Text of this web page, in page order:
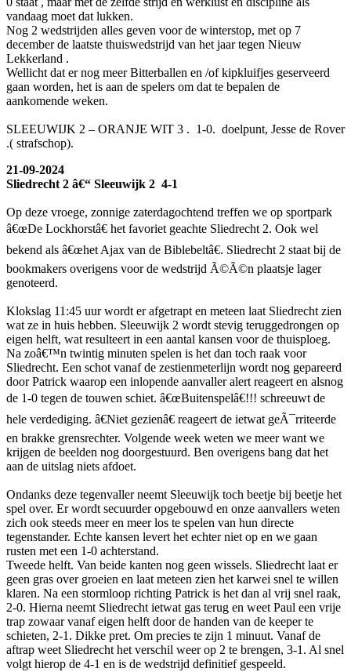
vandaag moet dat lukken.
Nog 2 wedstrijden alles geven voor de winterstop, met op 7
december de laatste thuiswedstrijd van het jaar tegen Nieuw
Lekkerland .
Wellicht dat er nog meer Bitterballen en /of kipkluifjes geserveerd
gaan worden, het is aan de spelers om dat te bepalen de
aankomende weken.
SLEEUWIJK 2 – ORANJE WIT 3 . 1-0. doelpunt, Jesse de Rover
.( strafschop).
21-09-2024
Sliedrecht 2 â€“ Sleeuwijk 2 4-1
Op deze vroege, zonnige zaterdagochtend treffen we op sportpark
â€œDe Lockhorstâ€ het favoriet geachte Sliedrecht 2. Ook wel
bekend als â€œhet Ajax van de Biblebeltâ€. Sliedrecht 2 staat bij de
bookmakers overigens voor de wedstrijd Ã©Ã©n plaatsje lager
genoteerd.
Klokslag 11:45 uur wordt er afgetrapt en meteen laat Sliedrecht zien
wat ze in huis hebben. Sleeuwijk 2 wordt stevig teruggedrongen op
eigen helft, wat resulteert in een aantal kansen voor de thuisploeg.
Na zoâ€™n twintig minuten spelen is het dan toch raak voor
Sliedrecht. Een schot vanaf de zestienmeterlijn wordt nog gepareerd
door Patrick waarop een inlopende aanvaller alert reageert en alsnog
de 1-0 tegen de touwen schiet. â€œBuitenspelâ€!!! schreeuwt de
hele verdediging. â€Niet gezienâ€ reageert de ietwat geÃ¯rriteerde
en brakke grensrechter. Volgende week weten we meer want we
krijgen de beelden nog doorgestuurd. Ben overigens bang dat het
aan de uitslag niets afdoet.
Ondanks deze tegenvaller neemt Sleeuwijk toch beetje bij beetje het
spel over. Er wordt secuurder opgebouwd en onze aanvallers weten
zich ook steeds meer en meer los te spelen van hun directe
tegenstander. Echte kansen levert het echter niet op en we gaan
rusten met een 1-0 achterstand.
Tweede helft. Van beide kanten nog geen wissels. Sliedrecht laat er
geen gras over groeien en laat meteen zien het karwei snel te willen
klaren. Na een stormloop richting Patrick is het dan al vrij snel raak,
2-0. Hierna neemt Sliedrecht ietwat gas terug en weet Paul een vrije
trap zowaar vanaf eigen helft door de handen van de keeper te
schieten, 2-1. Dikke pret. Om precies te zijn 1 minuut. Vanaf de
aftrap weet Sliedrecht het verschil weer op 2 te brengen, 3-1. Al snel
volgt hierop de 4-1 en is de wedstrijd definitief gespeeld.